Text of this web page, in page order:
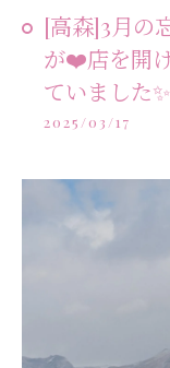
[高森]3月の
が❤️店を開
ていました✨
2025/03/17